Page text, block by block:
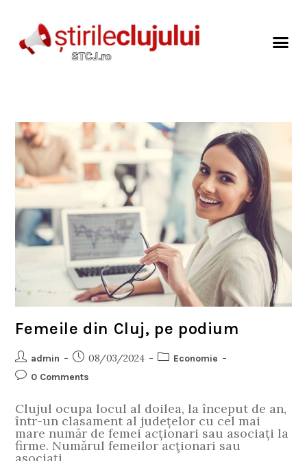
Femeile din Cluj, pe podium
admin 08/03/2024
Economie
0 Comments
Clujul ocupa locul al doilea, la început de an,
într-un clasament al județelor cu cel mai
mare număr de femei acționari sau asociați la
firme. Numărul femeilor acţionari sau